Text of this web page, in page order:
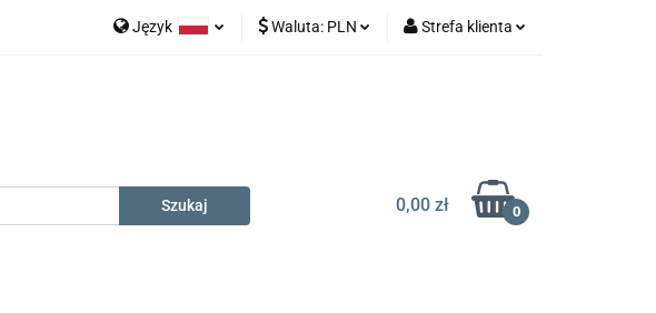
Język Waluta: PLN Strefa klienta
0,00 zł 0
producenci